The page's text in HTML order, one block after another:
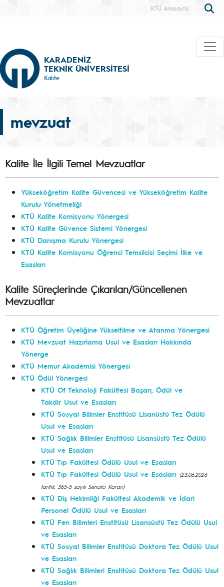
KTÜ Anasayfa
KARADENİZ
TEKNİK ÜNİVERSİTESİ
Kalite
mevzuat
Kalite İle İlgili Temel Mevzuatlar
Yükseköğretim Kalite Güvencesi ve Yükseköğretim Kalite
Kurulu Yönetmeliği
KTÜ Kalite Komisyonu Yönergesi
KTÜ Kalite Güvence Sistemi Yönergesi
KTÜ Danışma Kurulu Yönergesi
KTÜ Kalite Komisyonu Öğrenci Temsilcisi Seçimi İlke ve
Esasları
Kalite Süreçlerinde Çıkarılan/Güncellenen
Mevzuatlar
KTÜ Öğretim Üyeliğine Yükseltilme ve Atanma Yönergesi
KTÜ Mevzuat Hazırlama Usul ve Esasları Hakkında
Yönerge
KTÜ Memur Akademisi Yönergesi
KTÜ Ödül Yönergesi
KTÜ Of Teknoloji Fakültesi Başarı, Ödül ve
Takdir Usul ve Esasları
KTÜ Sosyal Bilimler Enstitüsü Lisanüstü Tez Ödülü
Usul ve Esasları
KTÜ Sağlık Bilimler Enstitüsü Lisansüstü Tez Ödülü
Usul ve Esasları
KTÜ Tıp Fakültesi Ödülü Usul ve Esasları
KTÜ Tıp Fakültesi Ödülü Usul ve Esasları (23.06.2026
tarihli, 365-5 sayılı Senato Kararı)
KTÜ Diş Hekimliği Fakültesi Akademik ve İdari
Personel Ödülü Usul ve Esasları
KTÜ Fen Bilimleri Enstitüsü Lisansüstü Tez Ödülü Usul
ve Esasları
KTÜ Sosyal Bilimler Enstitüsü Doktora Tez Ödülü Usul
ve Esasları
KTÜ Sağlık Bilimleri Enstitüsü Doktora Tez Ödülü Usul
ve Esasları